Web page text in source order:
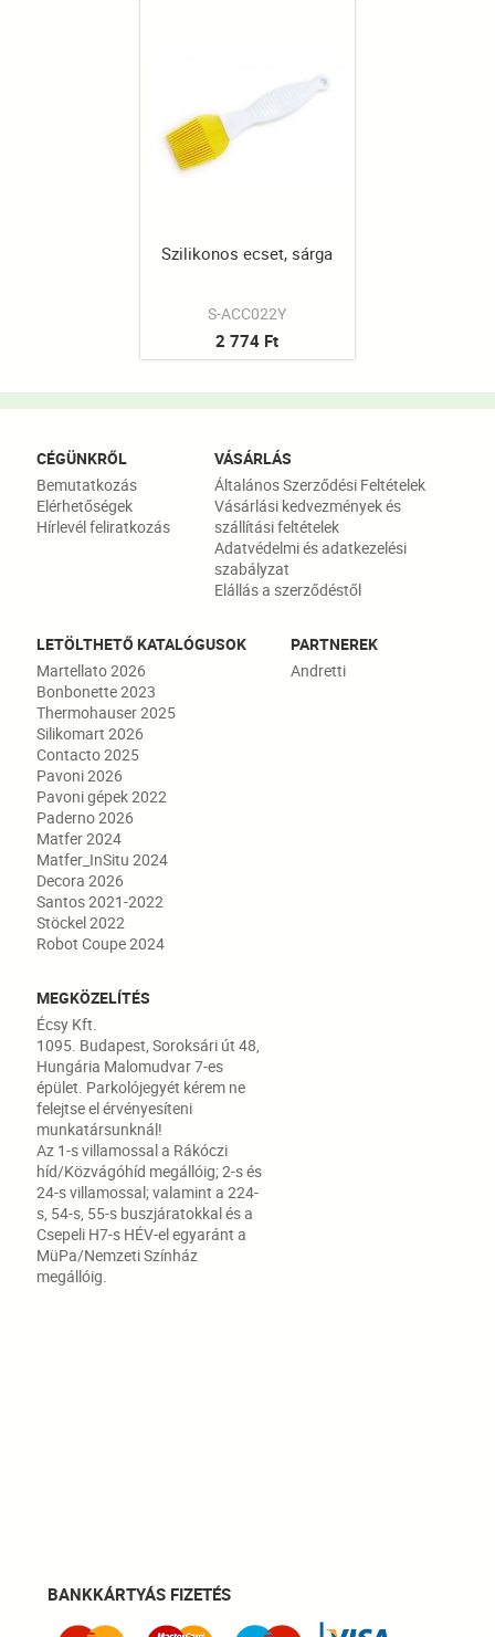
Szilikonos ecset, sárga
S-ACC022Y
2 774 Ft
CÉGÜNKRŐL
Bemutatkozás
Elérhetőségek
Hírlevél feliratkozás
VÁSÁRLÁS
Általános Szerződési Feltételek
Vásárlási kedvezmények és
szállítási feltételek
Adatvédelmi és adatkezelési
szabályzat
Elállás a szerződéstől
LETÖLTHETŐ KATALÓGUSOK
Martellato 2026
Bonbonette 2023
Thermohauser 2025
Silikomart 2026
Contacto 2025
Pavoni 2026
Pavoni gépek 2022
Paderno 2026
Matfer 2024
Matfer_InSitu 2024
Decora 2026
Santos 2021-2022
Stöckel 2022
Robot Coupe 2024
PARTNEREK
Andretti
MEGKÖZELÍTÉS
Écsy Kft.
1095. Budapest, Soroksári út 48,
Hungária Malomudvar 7-es
épület. Parkolójegyét kérem ne
felejtse el érvényesíteni
munkatársunknál!
Az 1-s villamossal a Rákóczi
híd/Közvágóhíd megállóig; 2-s és
24-s villamossal; valamint a 224-
s, 54-s, 55-s buszjáratokkal és a
Csepeli H7-s HÉV-el egyaránt a
MüPa/Nemzeti Színház
megállóig.
BANKKÁRTYÁS FIZETÉS